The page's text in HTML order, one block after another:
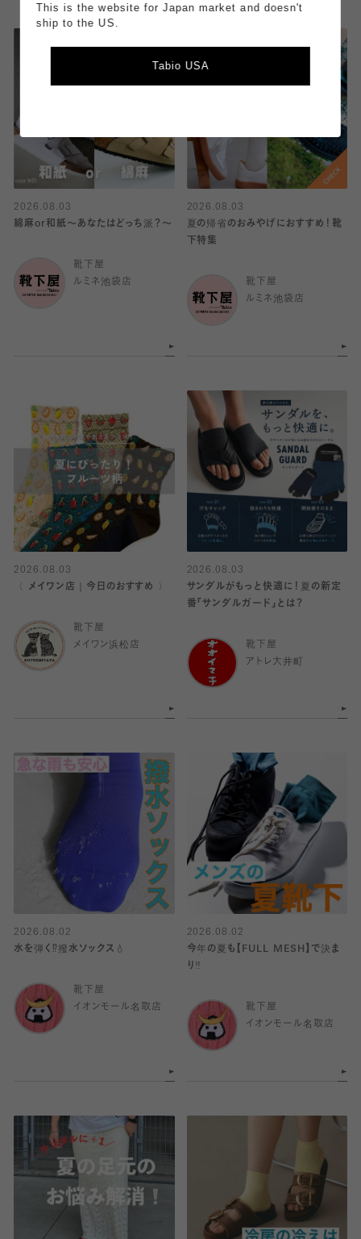
2026.08.03
綿麻or和紙〜あなたはどっち派？〜
靴下屋
ルミネ池袋店
2026.08.03
夏の帰省のおみやげにおすすめ！靴
下特集
靴下屋
ルミネ池袋店
2026.08.03
〈 メイワン店｜今日のおすすめ 〉
靴下屋
メイワン浜松店
2026.08.03
サンダルがもっと快適に！夏の新定
番「サンダルガード」とは？
靴下屋
アトレ大井町
2026.08.02
水を弾く⁉️撥水ソックス💧
靴下屋
イオンモール名取店
2026.08.02
今年の夏も【FULL MESH】で決ま
り️‼️
靴下屋
イオンモール名取店
This is the website for Japan market and doesn't
ship to the US.
Tabio USA